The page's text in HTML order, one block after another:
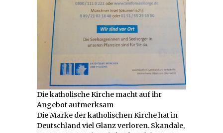
Die katholische Kirche macht auf ihr
Angebot aufmerksam
Die Marke der katholischen Kirche hat in
Deutschland viel Glanz verloren. Skandale,